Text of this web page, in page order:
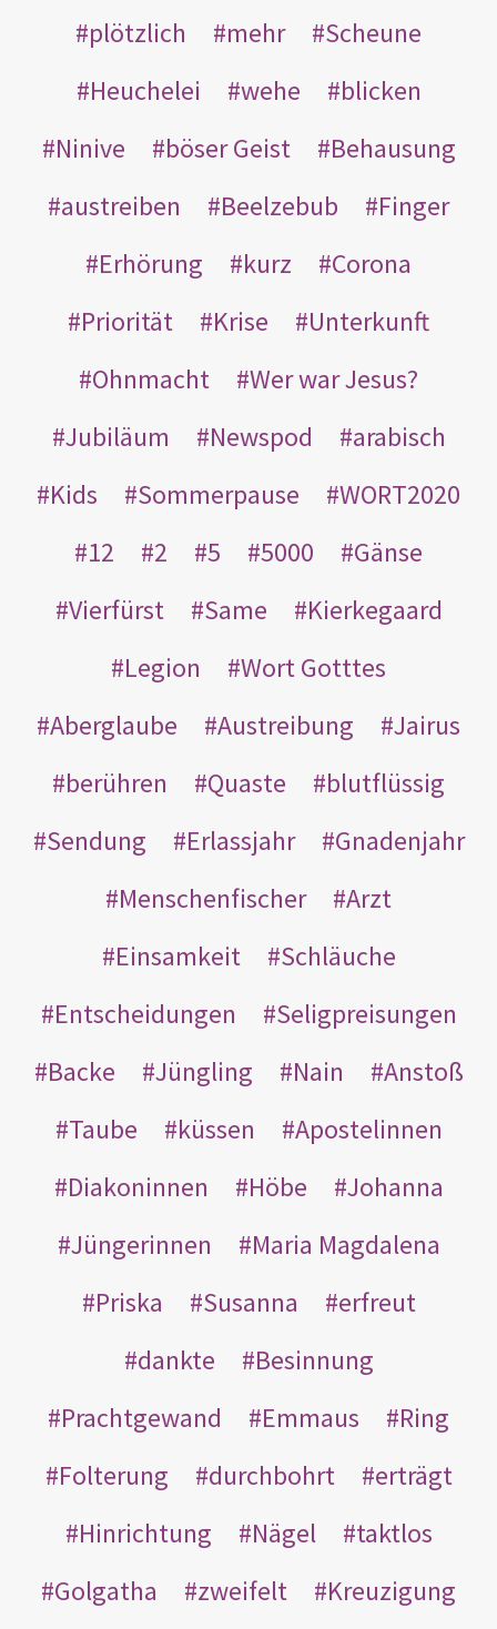
plötzlich mehr
Scheune
Heuchelei
wehe
blicken
Ninive
böser Geist
Behausung
austreiben
Beelzebub
Finger
Erhörung
kurz
Corona
Priorität
Krise
Unterkunft
Ohnmacht
Wer war Jesus?
Jubiläum
Newspod
arabisch
Kids
Sommerpause
WORT2020
12
2 5 5000
Gänse
Vierfürst
Same
Kierkegaard
Legion
Wort Gotttes
Aberglaube
Austreibung
Jairus
berühren
Quaste
blutflüssig
Sendung
Erlassjahr
Gnadenjahr
Menschenfischer
Arzt
Einsamkeit
Schläuche
Entscheidungen
Seligpreisungen
Backe
Jüngling Nain
Anstoß
Taube
küssen
Apostelinnen
Diakoninnen
Höbe
Johanna
Jüngerinnen
Maria Magdalena
Priska
Susanna
erfreut
dankte
Besinnung
Prachtgewand
Emmaus
Ring
Folterung
durchbohrt
erträgt
Hinrichtung
Nägel
taktlos
Golgatha
zweifelt
Kreuzigung